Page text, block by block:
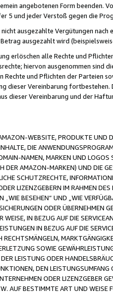
angebotenen Form beenden.
5 und jeder Verstoß gegen die
ausgezahlte Vergütungen
ausgezahlt wird
erlöschen alle Rechte und
hiervon ausgenommen sind
und Pflichten der Parteien
dieser Vereinbarung
dieser Vereinbarung und der
WEBSITE, PRODUKTE UND
DIE
NAMEN, MARKEN UND
DER AMAZON-MARKEN) UND DIE
SCHUTZRECHTE,
LIZENZGEBERN IM RAHMEN
„WIE BESEHEN“ UND „WIE
ODER ÜBERNEHMEN
WEISE, IN BEZUG AUF DIE
IN BEZUG AUF DIE
RECHTSMÄNGELN,
SOWIE
LEISTUNG ODER
DEN
ODER LIZENZGEBER
AUF BESTIMMTE ART UND